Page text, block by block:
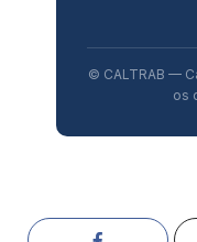
© CALTRAB —
os